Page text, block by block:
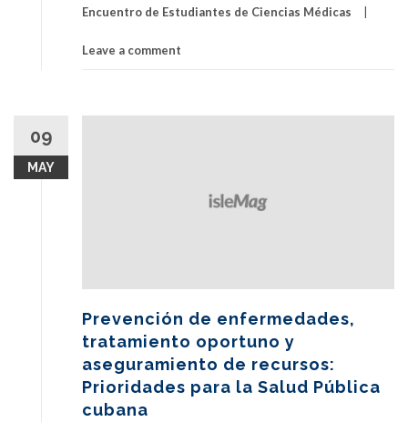
Encuentro de Estudiantes de Ciencias Médicas
Leave a comment
09
MAY
Prevención de enfermedades,
tratamiento oportuno y
aseguramiento de recursos:
Prioridades para la Salud Pública
cubana